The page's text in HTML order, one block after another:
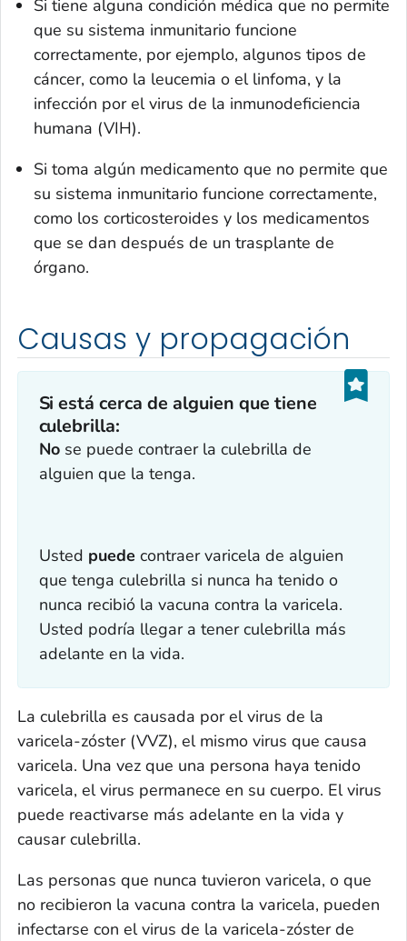
Si tiene alguna condición médica que no permite
que su sistema inmunitario funcione
correctamente, por ejemplo, algunos tipos de
cáncer, como la leucemia o el linfoma, y la
infección por el virus de la inmunodeficiencia
humana (VIH).
Si toma algún medicamento que no permite que
su sistema inmunitario funcione correctamente,
como los corticosteroides y los medicamentos
que se dan después de un trasplante de
órgano.
Causas y propagación
Si está cerca de alguien que tiene
culebrilla:‎
Nose puede contraer la culebrilla de
alguien que la tenga.
Usted puede contraer varicela de alguien
que tenga culebrilla si nunca ha tenido o
nunca recibió la vacuna contra la varicela.
Usted podría llegar a tener culebrilla más
adelante en la vida.
La culebrilla es causada por el virus de la
varicela-zóster (VVZ), el mismo virus que causa
varicela. Una vez que una persona haya tenido
varicela, el virus permanece en su cuerpo. El virus
puede reactivarse más adelante en la vida y
causar culebrilla.
Las personas que nunca tuvieron varicela, o que
no recibieron la vacuna contra la varicela, pueden
infectarse con el virus de la varicela-zóster de